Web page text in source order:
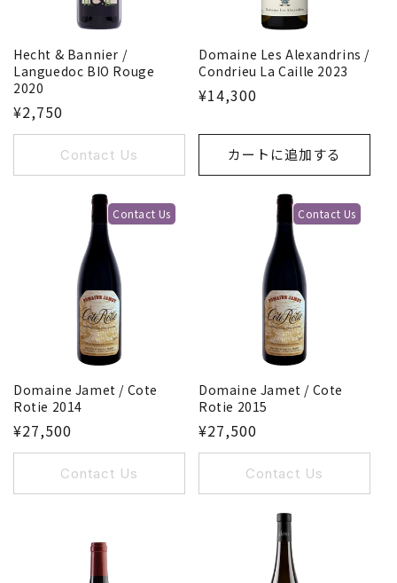
Hecht & Bannier /
Languedoc BIO Rouge
2020
¥2,750
Contact Us
Domaine Les Alexandrins /
Condrieu La Caille 2023
¥14,300
カートに追加する
Contact Us
Domaine Jamet / Cote
Rotie 2014
¥27,500
Contact Us
Contact Us
Domaine Jamet / Cote
Rotie 2015
¥27,500
Contact Us